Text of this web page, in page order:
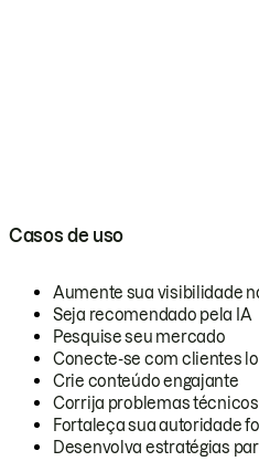
Casos de uso
Aumente sua visibilidade
Seja recomendado pela IA
Pesquise seu mercado
Conecte-se com clientes
Crie conteúdo engajante
Corrija problemas
Fortaleça sua autoridade
Desenvolva estratégias